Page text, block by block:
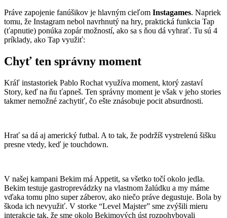
Práve zapojenie fanúšikov je hlavným cieľom Instagames. Napriek
tomu, že Instagram nebol navrhnutý na hry, praktická funkcia Tap
(ťapnutie) ponúka zopár možností, ako sa s ňou dá vyhrať. Tu sú 4
príklady, ako Tap využiť:
Chyť ten správny moment
Kráľ instastoriek Pablo Rochat využíva moment, ktorý zastaví
Story, keď na ňu ťapneš. Ten správny moment je však v jeho stories
takmer nemožné zachytiť, čo ešte znásobuje pocit absurdnosti.
Hrať sa dá aj americký futbal. A to tak, že podržíš vystrelenú šišku
presne vtedy, keď je touchdown.
V našej kampani Bekim má Appetit, sa všetko točí okolo jedla.
Bekim testuje gastroprevádzky na vlastnom žalúdku a my máme
vďaka tomu plno super záberov, ako niečo práve degustuje. Bola by
škoda ich nevyužiť. V storke “Level Majster” sme zvýšili mieru
interakcie tak, že sme okolo Bekimových úst rozpohybovali